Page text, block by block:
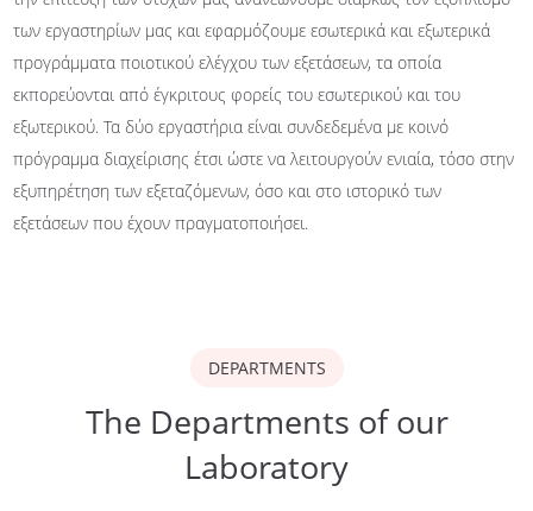
των εργαστηρίων μας και εφαρμόζουμε εσωτερικά και εξωτερικά
προγράμματα ποιοτικού ελέγχου των εξετάσεων, τα οποία
εκπορεύονται από έγκριτους φορείς του εσωτερικού και του
εξωτερικού. Τα δύο εργαστήρια είναι συνδεδεμένα με κοινό
πρόγραμμα διαχείρισης έτσι ώστε να λειτουργούν ενιαία, τόσο στην
εξυπηρέτηση των εξεταζόμενων, όσο και στο ιστορικό των
εξετάσεων που έχουν πραγματοποιήσει.
DEPARTMENTS
The Departments of our
Laboratory